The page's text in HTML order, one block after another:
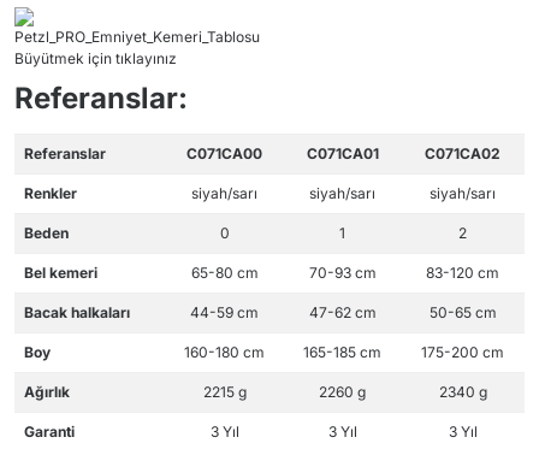
Büyütmek için tıklayınız
Referanslar:
Referanslar C071CA00 C071CA01 C071CA02
Renkler siyah/sarı siyah/sarı siyah/sarı
Beden 0 1 2
Bel kemeri 65-80 cm 70-93 cm 83-120 cm
Bacak halkaları 44-59 cm 47-62 cm 50-65 cm
Boy 160-180 cm 165-185 cm 175-200 cm
Ağırlık 2215 g 2260 g 2340 g
Garanti 3 Yıl 3 Yıl 3 Yıl